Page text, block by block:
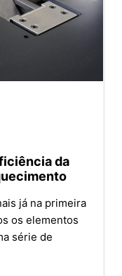
da
já na primeira
os elementos
série de